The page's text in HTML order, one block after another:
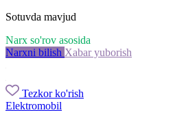
Sotuvda mavjud
Narx so'rov asosida
Narxni bilish Xabar yuborish
Tezkor ko'rish
Elektromobil